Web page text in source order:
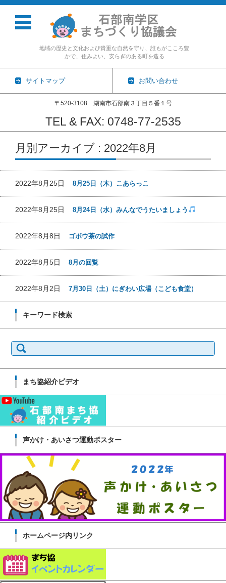
地域の歴史と文化および貴重な自然を守り、誰もがこころ豊
かで、住みよい、安らぎのある町を造る
サイトマップ お問い合わせ
〒520-3108 湖南市石部南３丁目５番１号
TEL & FAX: 0748-77-2535
コンテンツに移動
月別アーカイブ : 2022年8月
2022年8月25日 8月25日（木）こあらっこ
2022年8月25日 8月24日（水）みんなでうたいましょう
2022年8月8日 ゴボウ茶の試作
2022年8月5日 8月の回覧
2022年8月2日 7月30日（土）にぎわい広場（こども食堂）
キーワード検索
索:
まち協紹介ビデオ
声かけ・あいさつ運動ポスター
ホームページ内リンク